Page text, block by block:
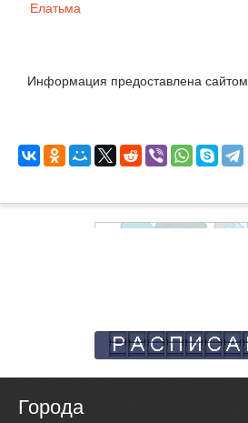
Елатьма
Информация предоставлена сайтом
Города